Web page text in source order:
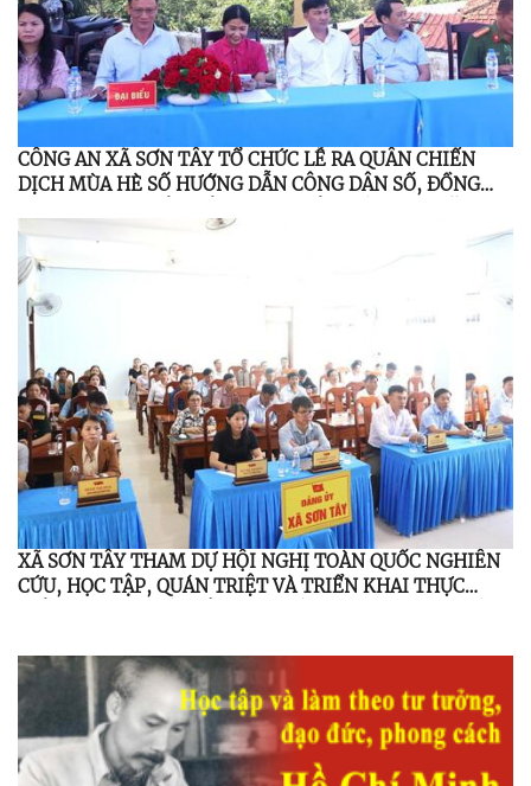
CÔNG AN XÃ SƠN TÂY TỔ CHỨC LỄ RA QUÂN CHIẾN
DỊCH MÙA HÈ SỐ HƯỚNG DẪN CÔNG DÂN SỐ, ĐỒNG
2026
XÃ SƠN TÂY THAM DỰ HỘI NGHỊ TOÀN QUỐC NGHIÊN
CỨU, HỌC TẬP, QUÁN TRIỆT VÀ TRIỂN KHAI THỰC